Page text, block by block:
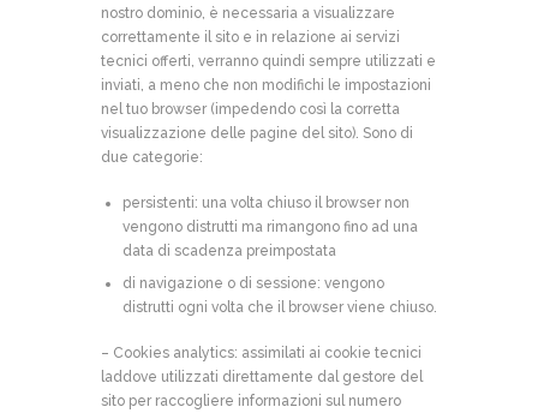
nostro dominio, è necessaria a visualizzare
correttamente il sito e in relazione ai servizi
tecnici offerti, verranno quindi sempre utilizzati e
inviati, a meno che non modifichi le impostazioni
nel tuo browser (impedendo così la corretta
visualizzazione delle pagine del sito). Sono di
due categorie:
persistenti: una volta chiuso il browser non
vengono distrutti ma rimangono fino ad una
data di scadenza preimpostata
di navigazione o di sessione: vengono
distrutti ogni volta che il browser viene chiuso.
– Cookies analytics: assimilati ai cookie tecnici
laddove utilizzati direttamente dal gestore del
sito per raccogliere informazioni sul numero